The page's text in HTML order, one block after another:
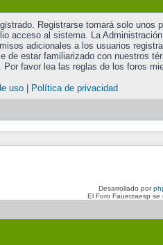
Registrarse tomará solo unos
acceso al sistema. La
adicionales a los usuarios
de estar familiarizado con nuestros
favor lea las reglas de los foros
uso| Política de privacidad
Desarrollado por
El Foro Fauerzaesp